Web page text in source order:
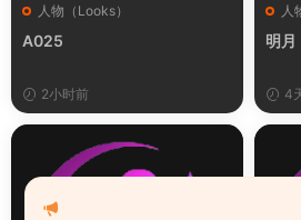
人物（Looks）
A025
2小时前
人
明月
4